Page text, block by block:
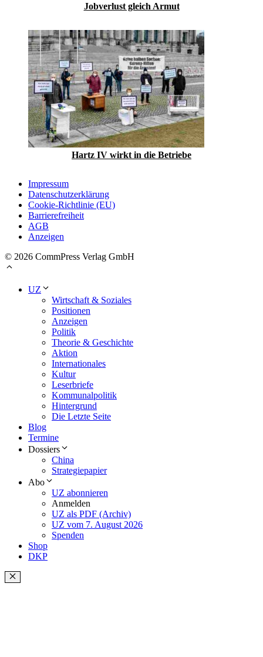
Jobverlust gleich Armut
Hartz IV wirkt in die Betriebe
Impressum
Datenschutzerklärung
Cookie-Richtlinie (EU)
Barrierefreiheit
AGB
Anzeigen
© 2026 CommPress Verlag GmbH
UZ
Wirtschaft & Soziales
Positionen
Anzeigen
Politik
Theorie & Geschichte
Aktion
Internationales
Kultur
Leserbriefe
Kommunalpolitik
Hintergrund
Die Letzte Seite
Blog
Termine
Dossiers
China
Strategiepapier
Abo
UZ abonnieren
Anmelden
UZ als PDF (Archiv)
UZ vom 7. August 2026
Spenden
Shop
DKP
Schließen